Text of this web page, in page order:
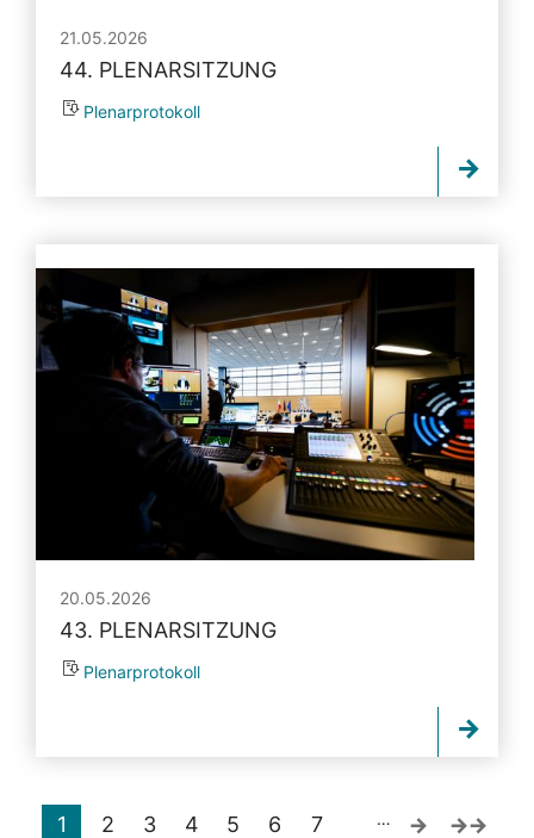
21.05.2026
44. PLENARSITZUNG
Plenarprotokoll
20.05.2026
43. PLENARSITZUNG
Plenarprotokoll
1 2 3 4 5 6 7 …